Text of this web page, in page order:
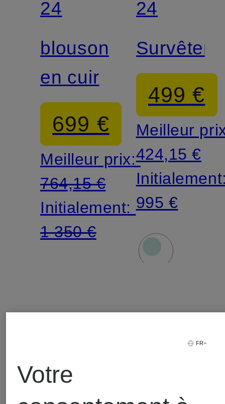
24
blouson
en cuir
699 €
Meilleur prix:
764,15 €
Initialement:
1 350 €
24
499 €
Meilleur
424,15 €
995 €
FR
Votre